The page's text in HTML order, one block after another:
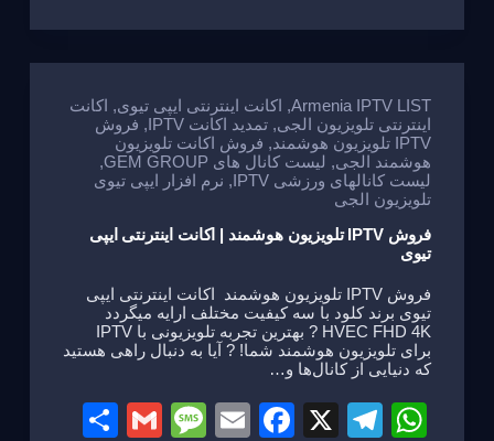
s
A
p
p
gr
a
m
e
b
o
o
k
a
g
e
e
Armenia IPTV LIST
, اکانت اینترنتی ایپی تیوی, اکانت
اینترنتی تلویزیون الجی, تمدید اکانت IPTV , فروش
IPTV تلویزیون هوشمند
, فروش اکانت تلویزیون
هوشمند الجی, لیست کانال های GEM GROUP
,
لیست کانالهای ورزشی IPTV
, نرم افزار ایپی تیوی
تلویزیون الجی
فروش IPTV تلویزیون هوشمند | اکانت اینترنتی ایپی
تیوی
فروش IPTV تلویزیون هوشمند اکانت اینترنتی ایپی
تیوی برند کلود با سه کیفیت مختلف ارایه میگردد
HVEC FHD 4K ? بهترین تجربه تلویزیونی با IPTV
برای تلویزیون هوشمند شما! ? آیا به دنبال راهی هستید
که دنیایی از کانال‌ها و…
W
T
X
F
E
M
G